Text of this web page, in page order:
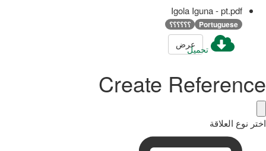
Igola Iguna - pt.pdf
Portuguese ؟؟؟؟؟؟
تحميلعرض
Create Reference
اختر نوع العلاقة